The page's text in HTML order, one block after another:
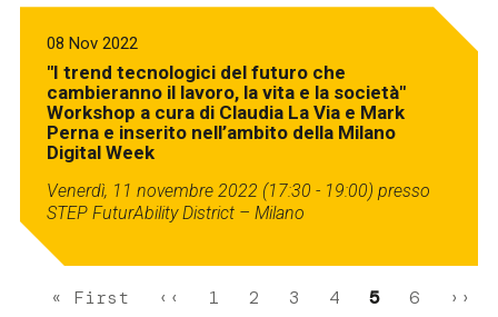
08 Nov 2022
"I trend tecnologici del futuro che
cambieranno il lavoro, la vita e la società"
Workshop a cura di Claudia La Via e Mark
Perna e inserito nell’ambito della Milano
Digital Week
Venerdì, 11 novembre 2022 (17:30 - 19:00) presso
STEP FuturAbility District – Milano
Pagination
First
« First
Previous
‹‹ Page
1 Page
2 Page
3 Page
4
Current
5 Page
6
Next
››